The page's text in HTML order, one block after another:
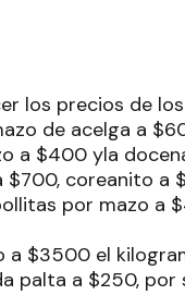
los precios de
de acelga a
a $400 yla
coreanito a
por mazo a
$3500 el
palta a $250, por